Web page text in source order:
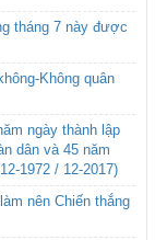
tháng 7 này được
Không quân
ngày thành lập
dân và 45 năm
1972 / 12-2017)
nên Chiến thắng